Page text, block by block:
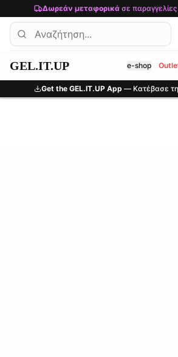
Μετάβαση στο κύριο περιεχόμενο
Δωρεάν μεταφορικάσε
GEL.IT.UP e-shop
Get the GEL.IT.UP App — Κατέβασε